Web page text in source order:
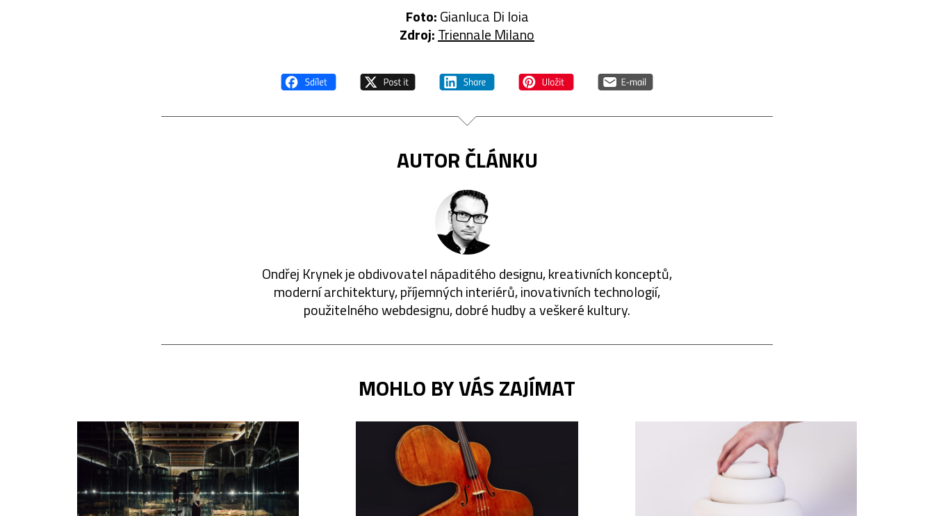
Foto:Gianluca Di Ioia
Zdroj:Triennale Milano
AUTOR ČLÁNKU
Ondřej Krynek je obdivovatel nápaditého designu, kreativních konceptů,
moderní architektury, příjemných interiérů, inovativních technologií,
použitelného webdesignu, dobré hudby a veškeré kultury.
MOHLO BY VÁS ZAJÍMAT